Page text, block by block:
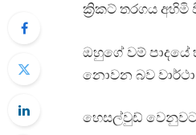
ක්‍රිකට් තරගය අහිමි
ඔහුගේ වම්
නොවන බව වාර්ථා
හෙසල්වුඩ්